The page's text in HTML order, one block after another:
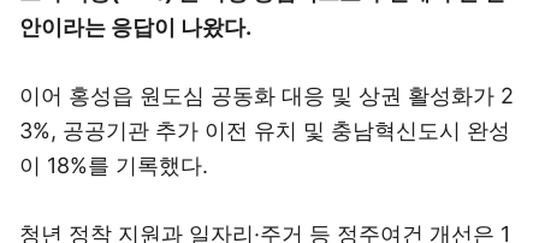
안이라는 응답이 나왔다.
이어 홍성읍 원도심 공동화 대응 및 상권 활성화가 2
3%, 공공기관 추가 이전 유치 및 충남혁신도시 완성
이 18%를 기록했다.
청년 정착 지원과 일자리·주거 등 정주여건 개선은 1